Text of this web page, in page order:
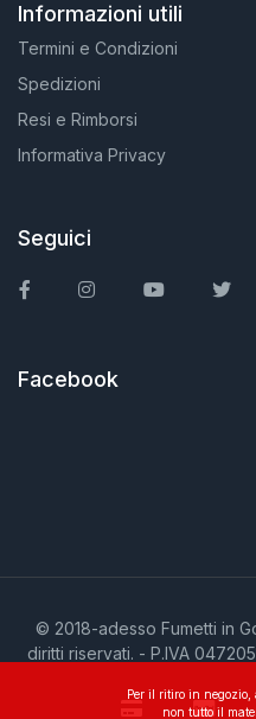
Informazioni utili
Termini e Condizioni
Spedizioni
Resi e Rimborsi
Informativa Privacy
Seguici
FacebookInstagramYou Tube
Facebook
© 2018-adesso Fumetti in
diritti riservati. - P.IVA
Per il ritiro in
non tutto il